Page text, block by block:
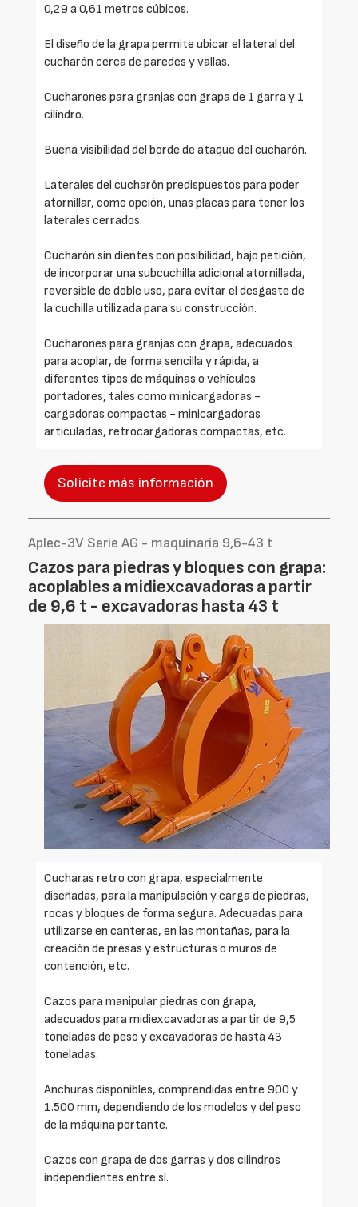
0,29 a 0,61 metros cúbicos.
El diseño de la grapa permite ubicar el lateral del
cucharón cerca de paredes y vallas.
Cucharones para granjas con grapa de 1 garra y 1
cilindro.
Buena visibilidad del borde de ataque del cucharón.
Laterales del cucharón predispuestos para poder
atornillar, como opción, unas placas para tener los
laterales cerrados.
Cucharón sin dientes con posibilidad, bajo petición,
de incorporar una subcuchilla adicional atornillada,
reversible de doble uso, para evitar el desgaste de
la cuchilla utilizada para su construcción.
Cucharones para granjas con grapa, adecuados
para acoplar, de forma sencilla y rápida, a
diferentes tipos de máquinas o vehículos
portadores, tales como minicargadoras -
cargadoras compactas - minicargadoras
articuladas, retrocargadoras compactas, etc.
Solicite más información
Aplec-3V Serie AG - maquinaria 9,6-43 t
Cazos para piedras y bloques con grapa:
acoplables a midiexcavadoras a partir
de 9,6 t - excavadoras hasta 43 t
Cucharas retro con grapa, especialmente
diseñadas, para la manipulación y carga de piedras,
rocas y bloques de forma segura. Adecuadas para
utilizarse en canteras, en las montañas, para la
creación de presas y estructuras o muros de
contención, etc.
Cazos para manipular piedras con grapa,
adecuados para midiexcavadoras a partir de 9,5
toneladas de peso y excavadoras de hasta 43
toneladas.
Anchuras disponibles, comprendidas entre 900 y
1.500 mm, dependiendo de los modelos y del peso
de la máquina portante.
Cazos con grapa de dos garras y dos cilindros
independientes entre sí.